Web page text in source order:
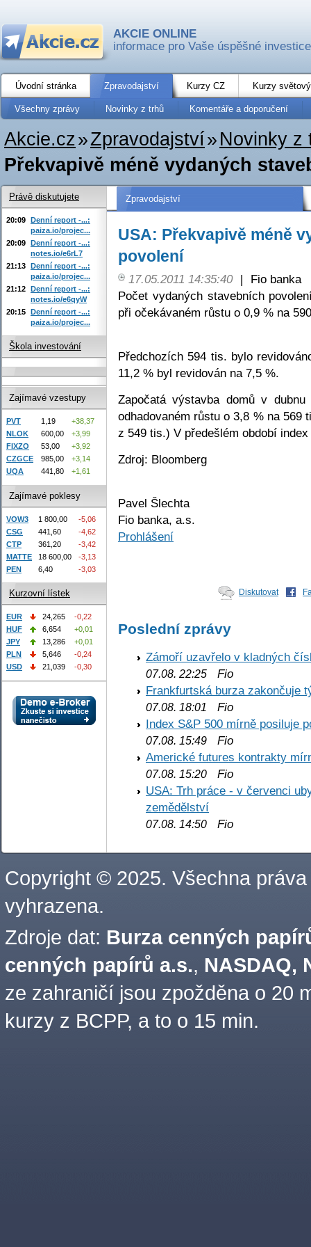
AKCIE ONLINE
informace pro Vaše úspěšné investice
Úvodní stránka Zpravodajství Kurzy CZ Kurzy
Všechny zprávy Novinky z trhů Komentáře a doporučení
Akcie.cz»Zpravodajství» Novinky z
Překvapivě méně vydaných
Zpravodajství
USA: Překvapivě méně
povolení
17.05.2011 14:35:40 |
Fio banka
Počet vydaných stavebních
při očekávaném růstu o 0,9 % na
Předchozích 594 tis. bylo
11,2 % byl revidován na 7,5 %.
Započatá výstavba domů v
odhadovaném růstu o 3,8 % na
z 549 tis.) V předešlém období
Zdroj: Bloomberg
Pavel Šlechta
Fio banka, a.s.
Prohlášení
Diskutovat
Poslední zprávy
Zámoří uzavřelo v kladných
07.08. 22:25 Fio
Frankfurtská burza zakončuje
07.08. 18:01
Fio
Index S&P 500 mírně posiluje
07.08. 15:49 Fio
Americké futures kontrakty
07.08. 15:20 Fio
USA: Trh práce - v červenci
zemědělství
07.08. 14:50 Fio
Právě diskutujete
20:09 Denní report -...:
paiza.io/projec...
20:09 Denní report -...:
notes.io/e6rL7
21:13 Denní report -...:
paiza.io/projec...
21:12 Denní report -...:
notes.io/e6qyW
20:15 Denní report -...:
paiza.io/projec...
Škola investování
Zajímavé vzestupy
PVT 1,19
+38,37
NLOK
600,00
+3,99
FIXZO
53,00
+3,92
CZGCE
985,00
+3,14
UQA
441,80 +1,61
Zajímavé poklesy
VOW3 1 800,00
-5,06
CSG
441,60
-4,62
CTP
361,20
-3,42
MATTE
18 600,00
-3,13
PEN
6,40 -3,03
Kurzovní lístek
EUR 24,265
-0,22
HUF
6,654
+0,01
JPY
13,286
+0,01
PLN
5,646
-0,24
USD
21,039 -0,30
Copyright © 2025. Všechna práva
vyhrazena.
Zdroje dat: Burza cenných
cenných papírů a.s., NASDAQ,
ze zahraničí jsou zpožděna o 20
kurzy z BCPP, a to o 15 min.